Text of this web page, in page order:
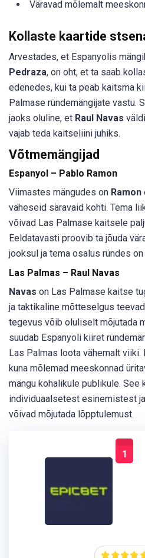
Väravad mõlemalt
Kollaste kaartide
Arvestades, et Espanyolis
Pedraza, on oht, et ta saab
edenedes, kui ta peab kaitsma
Palmase ründemängijate vastu.
jaoks oluline, et Raul Navas
vajab teda kaitseliini juhiks.
Võtmemängijad
Espanyol – Pablo Ramon
Viimastes mängudes on Ramon
väheseid säravaid kohti. Tema
võivad Las Palmase kaitsele
Eeldatavasti proovib ta jõuda
jooksul ja tema osalus ründes
Las Palmas – Raul Navas
Navas on Las Palmase kaitse
ja taktikaline mõtteselgus
tegevus võib oluliselt mõjutada
suudab Espanyoli kiiret
Las Palmas loota vähemalt viiki.
kuna mõlemad meeskonnad
mängu kohalikule publikule.
individuaalsetest esinemistest
võivad mõjutada lõpptulemust.
1